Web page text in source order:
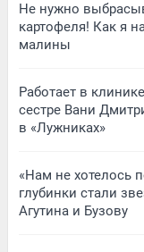
Не нужно
картофеля! Как я
малины
Работает в
сестре Вани
в «Лужниках»
«Нам не хотелось
глубинки стали
Агутина и Бузову